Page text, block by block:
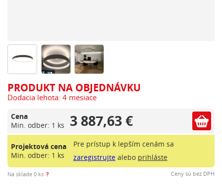
PRODUKT NA OBJEDNÁVKU
Dodacia lehota: 4 mesiace
Cena
Min. odber: 1 ks
3 887,63 €
Projektová cena
Min. odber: 1 ks
Pre prístup k lepším cenám sa
zaregistrujtealebo prihláste
Na sklade 0 ks ? Ceny sú bez DPH